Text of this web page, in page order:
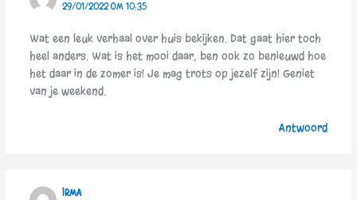
29/01/2022 OM 10:35
Wat een leuk verhaal over huis bekijken. Dat gaat hier toch
heel anders. Wat is het mooi daar, ben ook zo benieuwd hoe
het daar in de zomer is! Je mag trots op jezelf zijn! Geniet
van je weekend.
Antwoord
IRMA